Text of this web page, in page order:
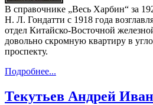
В справочнике „Весь Харбин“ за
Н. Л. Гондатти с 1918 года
отдел Китайско-Восточной
довольно скромную квартиру в
проспекту.
Подробнее...
Текутьев Андрей